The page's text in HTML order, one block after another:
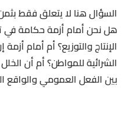
السؤال هنا لا يتعلق فقط
هل نحن أمام أزمة حكامة في
الإنتاج والتوزيع؟ أم أمام
الشرائية للمواطن؟ أم أن
بين الفعل العمومي والواقع